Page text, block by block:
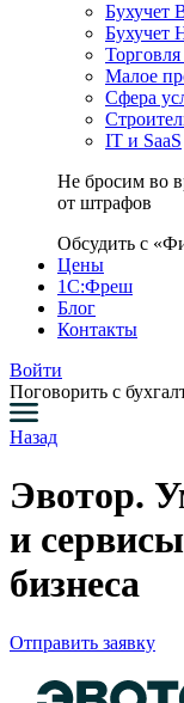
Бухучет
Бухучет
Малое
Сфера
IT и SaaS
Не бросим во
от штрафов
Обсудить с
Цены
1С:Фреш
Блог
Контакты
Войти
Поговорить с
Назад
Эвотор.
и
бизнеса
Отправить заявку